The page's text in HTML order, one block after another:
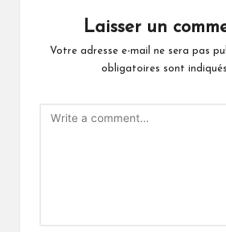
Laisser un
Votre adresse e-mail ne sera pas
obligatoires sont